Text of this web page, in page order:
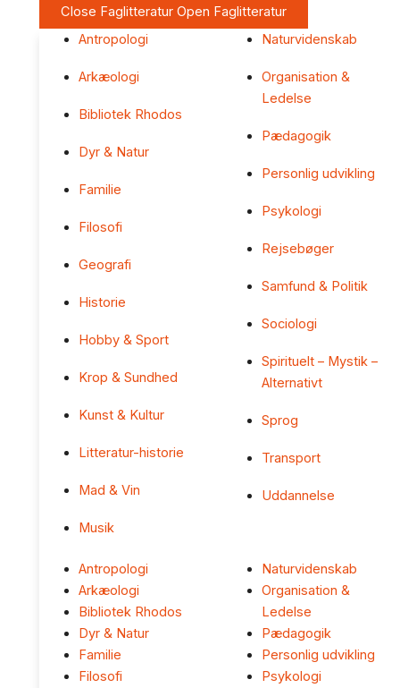
Close Faglitteratur Open Faglitteratur
Antropologi
Arkæologi
Bibliotek Rhodos
Dyr & Natur
Familie
Filosofi
Geografi
Historie
Hobby & Sport
Krop & Sundhed
Kunst & Kultur
Litteratur-historie
Mad & Vin
Musik
Naturvidenskab
Organisation &
Ledelse
Pædagogik
Personlig udvikling
Psykologi
Rejsebøger
Samfund & Politik
Sociologi
Spirituelt – Mystik –
Alternativt
Sprog
Transport
Uddannelse
Antropologi
Arkæologi
Bibliotek Rhodos
Dyr & Natur
Familie
Filosofi
Naturvidenskab
Organisation &
Ledelse
Pædagogik
Personlig udvikling
Psykologi